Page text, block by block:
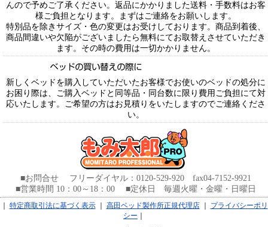
んので予めご了承ください。返品にかかりました送料・手数料はお客
様ご負担となります。まずはご連絡をお願いします。
特別品を除きサイズ・色の変更はお受けしております。商品到着後、
商品間違いや欠陥がございましたら無料にてお取替えさせていただき
ます。その時の費用は一切かかりません。
新しくベッドを購入していただいたお客様でお使いのベッドの処分に
お困り際は、ご購入ベッドと同等品・同台数に限り費用ご負担にて対
応いたします。ご希望の方はお見積りをいたしますのでご連絡くださ
い。
■お問合せ フリーダイヤル：0120-529-920 fax04-7152-9921
■営業時間 10：00～18：00 ■定休日 毎週火曜・金曜・日曜日
特定商取引法に基づく表示｜ 高田ベッド製作所正規代理店｜
プライバシーポリ
シー